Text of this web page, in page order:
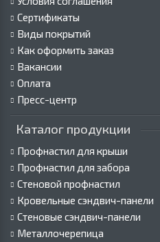
Сертификаты
Виды покрытий
Как оформить заказ
Вакансии
Оплата
Пресс-центр
Каталог продукции
Профнастил для крыши
Профнастил для забора
Стеновой профнастил
Кровельные сэндвич-панели
Стеновые сэндвич-панели
Металлочерепица